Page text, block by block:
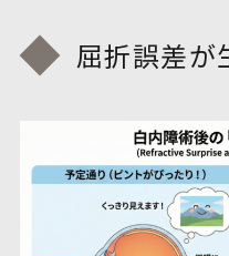
屈折誤差が